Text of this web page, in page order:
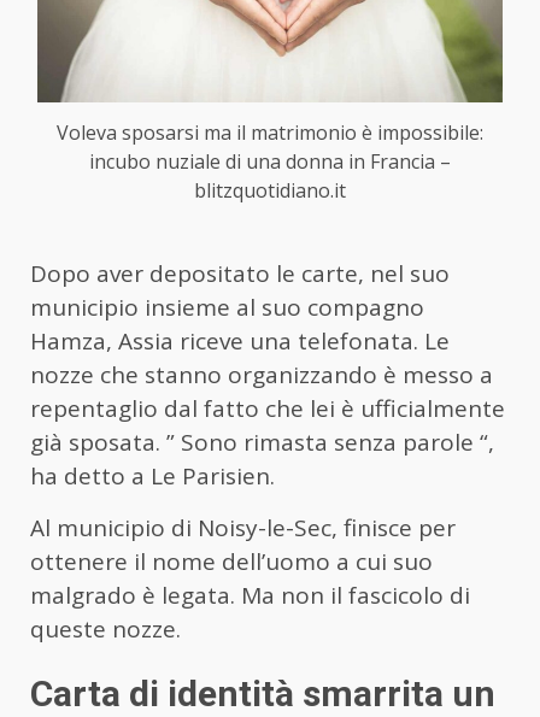
Voleva sposarsi ma il matrimonio è impossibile:
incubo nuziale di una donna in Francia –
blitzquotidiano.it
Dopo aver depositato le carte, nel suo
municipio insieme al suo compagno
Hamza, Assia riceve una telefonata. Le
nozze che stanno organizzando è messo a
repentaglio dal fatto che lei è ufficialmente
già sposata. ” Sono rimasta senza parole “,
ha detto a Le Parisien.
Al municipio di Noisy-le-Sec, finisce per
ottenere il nome dell’uomo a cui suo
malgrado è legata. Ma non il fascicolo di
queste nozze.
Carta di identità smarrita un